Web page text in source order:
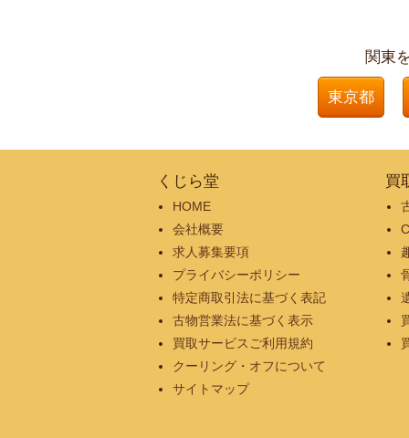
関東
東京都
くじら堂
HOME
会社概要
求人募集要項
プライバシーポリシー
特定商取引法に基づく表記
古物営業法に基づく表示
買取サービスご利用規約
クーリング・オフについて
サイトマップ
買